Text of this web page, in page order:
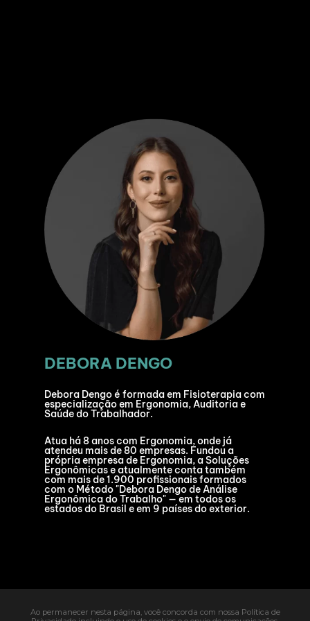
DEBORA DENGO
Debora Dengo é formada em Fisioterapia com
especialização em Ergonomia, Auditoria e
Saúde do Trabalhador.
Atua há 8 anos com Ergonomia, onde já
atendeu mais de 80 empresas. Fundou a
própria empresa de Ergonomia, a Soluções
Ergonômicas e atualmente conta também
com mais de 1.900 profissionais formados
com o Método "Debora Dengo de Análise
Ergonômica do Trabalho" — em todos os
estados do Brasil e em 9 países do exterior.
Ao permanecer nesta página, você concorda com nossa Política de